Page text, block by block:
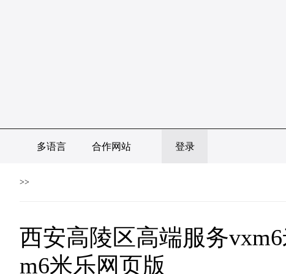
多语言 合作网站 登录
>>
西安高陵区高端服务
m6米乐网页版